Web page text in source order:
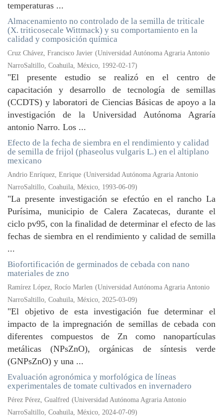
temperaturas ...
Almacenamiento no controlado de la semilla de triticale
(X. triticosecale Wittmack) y su comportamiento en la
calidad y composición química
Cruz Chávez, Francisco Javier (Universidad Autónoma Agraria Antonio
NarroSaltillo, Coahuila, México, 1992-02-17)
"El presente estudio se realizó en el centro de
capacitación y desarrollo de tecnología de semillas
(CCDTS) y laboratori de Ciencias Básicas de apoyo a la
investigación de la Universidad Autónoma Agraría
antonio Narro. Los ...
Efecto de la fecha de siembra en el rendimiento y calidad
de semilla de frijol (phaseolus vulgaris L.) en el altiplano
mexicano
Andrio Enríquez, Enrique (Universidad Autónoma Agraria Antonio
NarroSaltillo, Coahuila, México, 1993-06-09)
"La presente investigación se efectúo en el rancho La
Purísima, municipio de Calera Zacatecas, durante el
ciclo pv95, con la finalidad de determinar el efecto de las
fechas de siembra en el rendimiento y calidad de semilla
...
Biofortificación de germinados de cebada con nano
materiales de zno
Ramírez López, Rocío Marlen (Universidad Autónoma Agraria Antonio
NarroSaltillo, Coahuila, México, 2025-03-09)
"El objetivo de esta investigación fue determinar el
impacto de la impregnación de semillas de cebada con
diferentes compuestos de Zn como nanopartículas
metálicas (NPsZnO), orgánicas de síntesis verde
(GNPsZnO) y una ...
Evaluación agronómica y morfológica de líneas
experimentales de tomate cultivados en invernadero
Pérez Pérez, Gualfred (Universidad Autónoma Agraria Antonio
NarroSaltillo, Coahuila, México, 2024-07-09)